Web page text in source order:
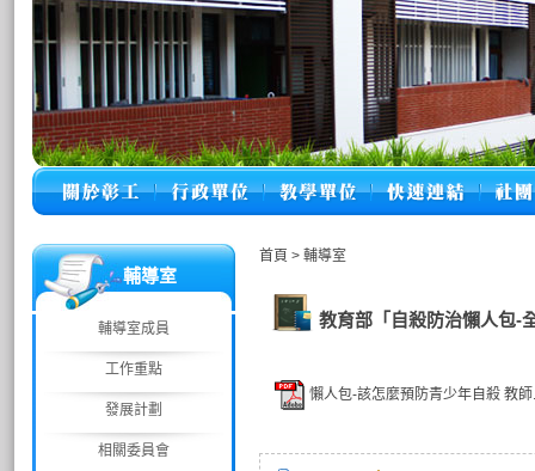
輔導室
輔導室成員
工作重點
發展計劃
相關委員會
首頁 > 輔導室
教育部「自殺防治懶人包-
懶人包-該怎麼預防青少年自殺 教